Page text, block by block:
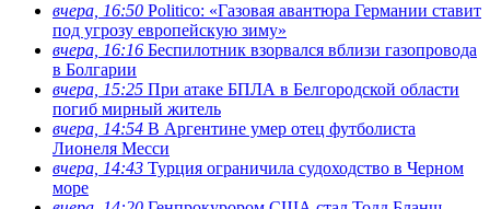
вчера, 16:50 Politico: «Газовая авантюра Германии ставит
под угрозу европейскую зиму»
вчера, 16:16 Беспилотник взорвался вблизи газопровода
в Болгарии
вчера, 15:25 При атаке БПЛА в Белгородской области
погиб мирный житель
вчера, 14:54 В Аргентине умер отец футболиста
Лионеля Месси
вчера, 14:43 Турция ограничила судоходство в Черном
море